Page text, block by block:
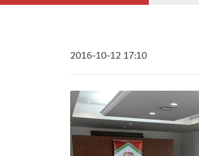
2016-10-12 17:10